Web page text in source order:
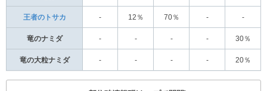
王者のトサカ - 12％ 70％ - -
竜のナミダ - - - - 30％
竜の大粒ナミダ - - - - 20％